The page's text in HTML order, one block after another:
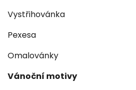
Vystřihovánka
Pexesa
Omalovánky
Vánoční motivy